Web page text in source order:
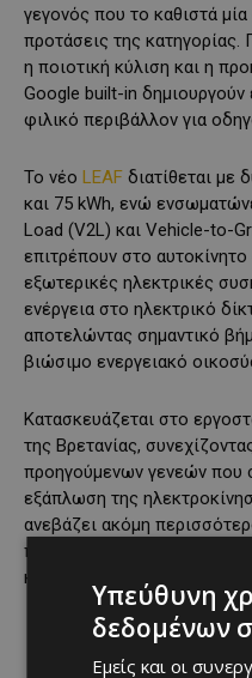
γεγονός που το καθιστά
προτάσεις της
η ποιοτική κύλιση και η
Google built-in δημιουργούν
φιλικό περιβάλλον για
Το νέο LEAF διατίθεται με
και 75 kWh, ενώ
Load (V2L) και Vehicle-to-
επιτρέπουν στο
εξωτερικές ηλεκτρικές
ενέργεια στο ηλεκτρικό
αποτελώντας σημαντικό
βιώσιμο ενεργειακό
Κατασκευάζεται στο
της Βρετανίας,
προηγούμενων γενεών που
εξάπλωση της
ανεβάζει ακόμη
προηγμένη τεχνολογία,
κατασκευής και
Υπεύθυνη
δεδομένων
Εμείς και οι